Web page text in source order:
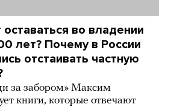
во владении
лет? Почему в России
отстаивать частную
за забором» Максим
книги, которые отвечают